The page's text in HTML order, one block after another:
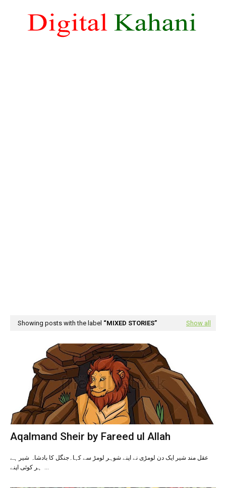
Showing posts with the label MIXED STORIES Show all
Aqalmand Sheir by Fareed ul Allah
عقل مند شیر ایک دن لومڑی نے اپنے شوہر لومڑ سے کہا۔جنگل کا بادشاہ شیر ہے
ہر کوئی اپنے …